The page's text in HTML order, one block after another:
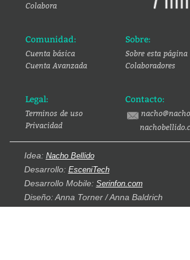
Colabora
Comunidad:
Cuenta básica
Cuenta Avanzada
Sobre:
Sobre esta página
Colaboradores
Legal:
Terminos de uso
Privacidad
Contacto:
Idea: Nacho Bellido
Desarrollo: EsceniTech
Desarrollo Mobile: Serinfon.com
Diseño: Anna Torner / Anna Baldrich